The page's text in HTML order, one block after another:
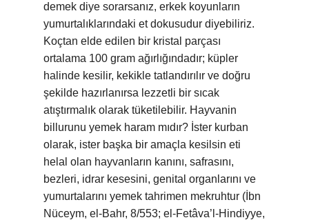
demek diye sorarsanız, erkek koyunların
yumurtalıklarındaki et dokusudur diyebiliriz.
Koçtan elde edilen bir kristal parçası
ortalama 100 gram ağırlığındadır; küpler
halinde kesilir, kekikle tatlandırılır ve doğru
şekilde hazırlanırsa lezzetli bir sıcak
atıştırmalık olarak tüketilebilir. Hayvanin
billurunu yemek haram mıdır? İster kurban
olarak, ister başka bir amaçla kesilsin eti
helal olan hayvanların kanını, safrasını,
bezleri, idrar kesesini, genital organlarını ve
yumurtalarını yemek tahrimen mekruhtur (İbn
Nüceym, el-Bahr, 8/553; el-Fetâva’l-Hindiyye,